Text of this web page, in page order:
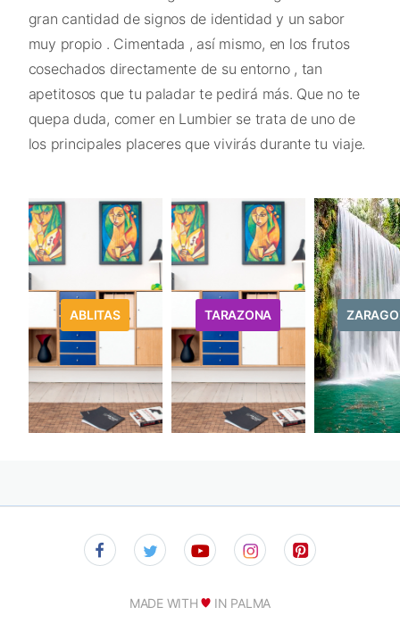
gran cantidad de signos de identidad y un sabor
muy propio . Cimentada , así mismo, en los frutos
cosechados directamente de su entorno , tan
apetitosos que tu paladar te pedirá más. Que no te
quepa duda, comer en Lumbier se trata de uno de
los principales placeres que vivirás durante tu viaje.
ABLITAS TARAZONA
MADE WITH IN PALMA